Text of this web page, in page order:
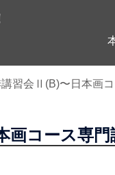
習会Ⅱ(B)〜日本画
画コース専門